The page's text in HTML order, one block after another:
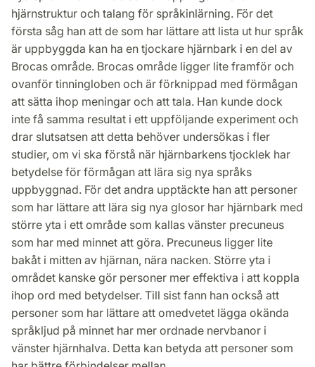
hjärnstruktur och talang för språkinlärning. För det
första såg han att de som har lättare att lista ut hur språk
är uppbyggda kan ha en tjockare hjärnbark i en del av
Brocas område. Brocas område ligger lite framför och
ovanför tinningloben och är förknippad med förmågan
att sätta ihop meningar och att tala. Han kunde dock
inte få samma resultat i ett uppföljande experiment och
drar slutsatsen att detta behöver undersökas i fler
studier, om vi ska förstå när hjärnbarkens tjocklek har
betydelse för förmågan att lära sig nya språks
uppbyggnad. För det andra upptäckte han att personer
som har lättare att lära sig nya glosor har hjärnbark med
större yta i ett område som kallas vänster precuneus
som har med minnet att göra. Precuneus ligger lite
bakåt i mitten av hjärnan, nära nacken. Större yta i
området kanske gör personer mer effektiva i att koppla
ihop ord med betydelser. Till sist fann han också att
personer som har lättare att omedvetet lägga okända
språkljud på minnet har mer ordnade nervbanor i
vänster hjärnhalva. Detta kan betyda att personer som